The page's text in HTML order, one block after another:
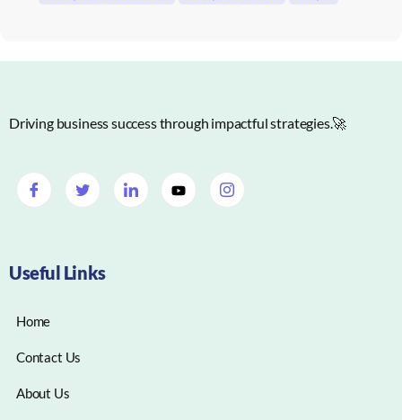
Driving business success through impactful strategies.🚀
Useful Links
Home
Contact Us
About Us